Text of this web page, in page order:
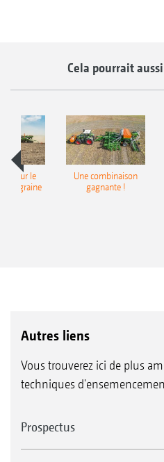
Cela pourrait
pour le
Une combinaison
gagnante !
Autres liens
Vous trouverez ici de plus
techniques
Prospectus